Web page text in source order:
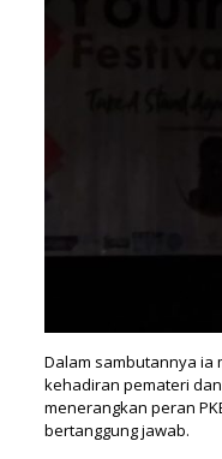
Dalam sambutannya ia
kehadiran pemateri
menerangkan peran
bertanggung jawab.